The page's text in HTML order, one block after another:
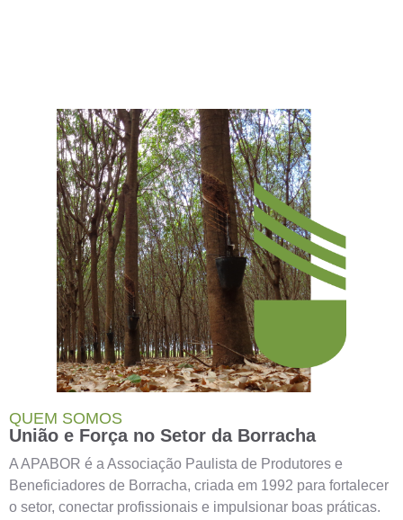
QUEM SOMOS
União e Força no Setor da Borracha
A APABOR é a Associação Paulista de Produtores e
Beneficiadores de Borracha, criada em 1992 para fortalecer
o setor, conectar profissionais e impulsionar boas práticas.